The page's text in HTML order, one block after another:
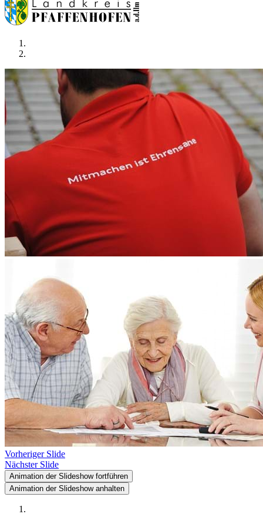
Vorheriger Slide
Nächster Slide
Animation der Slideshow fortführen
Animation der Slideshow anhalten